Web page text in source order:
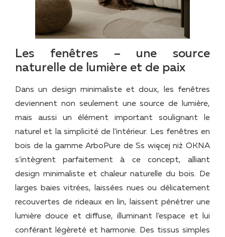
Les fenêtres – une source
naturelle de lumière et de paix
Dans un design minimaliste et doux, les fenêtres
deviennent non seulement une source de lumière,
mais aussi un élément important soulignant le
naturel et la simplicité de l’intérieur. Les fenêtres en
bois de la gamme ArboPure de Ss więcej niż OKNA
s’intègrent parfaitement à ce concept, alliant
design minimaliste et chaleur naturelle du bois. De
larges baies vitrées, laissées nues ou délicatement
recouvertes de rideaux en lin, laissent pénétrer une
lumière douce et diffuse, illuminant l’espace et lui
conférant légèreté et harmonie. Des tissus simples